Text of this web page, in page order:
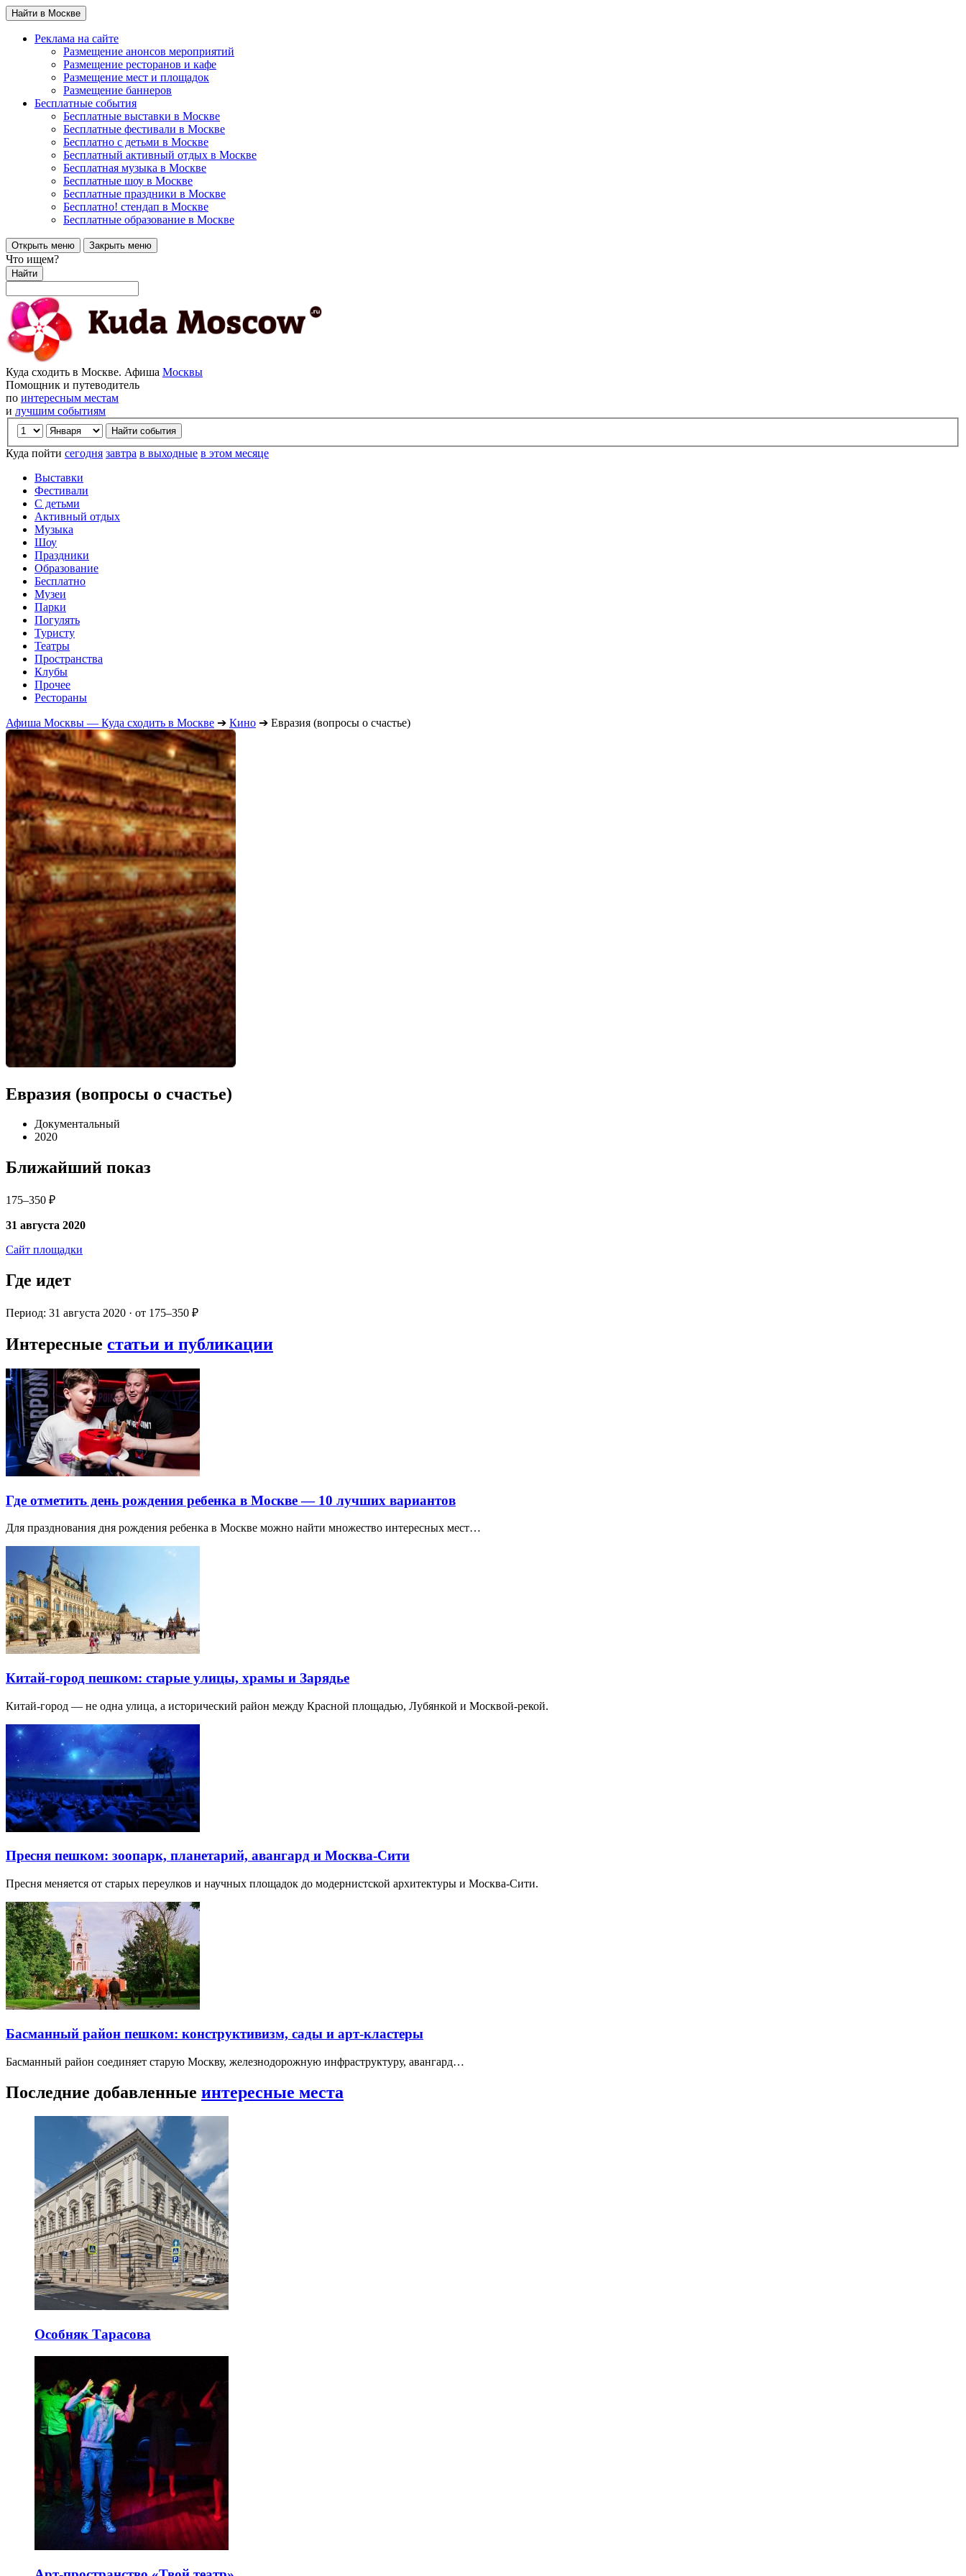
Найти в Москве
Реклама на сайте
Размещение анонсов мероприятий
Размещение ресторанов и кафе
Размещение мест и площадок
Размещение баннеров
Бесплатные события
Бесплатные выставки в Москве
Бесплатные фестивали в Москве
Бесплатно с детьми в Москве
Бесплатный активный отдых в Москве
Бесплатная музыка в Москве
Бесплатные шоу в Москве
Бесплатные праздники в Москве
Бесплатно! стендап в Москве
Бесплатные образование в Москве
Открыть меню Закрыть меню
Что ищем?
Найти
Куда сходить в Москве. Афиша Москвы
Помощник и путеводитель
по интересным местам
и лучшим событиям
Куда пойти сегодня завтра в выходные в этом месяце
Выставки
Фестивали
С детьми
Активный отдых
Музыка
Шоу
Праздники
Образование
Бесплатно
Музеи
Парки
Погулять
Туристу
Театры
Пространства
Клубы
Прочее
Рестораны
Афиша Москвы — Куда сходить в Москве ➔ Кино ➔ Евразия (вопросы о счастье)
Евразия (вопросы о счастье)
Документальный
2020
Ближайший показ
175–350 ₽
31 августа 2020
Сайт площадки
Где идет
Период: 31 августа 2020 · от 175–350 ₽
Интересные статьи и публикации
Где отметить день рождения ребенка в Москве — 10 лучших вариантов
Для празднования дня рождения ребенка в Москве можно найти множество интересных мест…
Китай-город пешком: старые улицы, храмы и Зарядье
Китай-город — не одна улица, а исторический район между Красной площадью, Лубянкой и Москвой-рекой.
Пресня пешком: зоопарк, планетарий, авангард и Москва-Сити
Пресня меняется от старых переулков и научных площадок до модернистской архитектуры и Москва-Сити.
Басманный район пешком: конструктивизм, сады и арт-кластеры
Басманный район соединяет старую Москву, железнодорожную инфраструктуру, авангард…
Последние добавленные интересные места
Особняк Тарасова